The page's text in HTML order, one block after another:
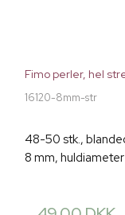
Fimo perler, hel
16120-8mm-str
48-50 stk.,
8 mm, huldiameter